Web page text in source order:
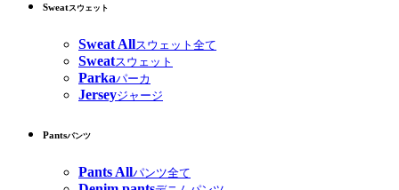
Sweatスウェット
Sweat Allスウェット全て
Sweatスウェット
Parkaパーカ
Jerseyジャージ
Pantsパンツ
Pants Allパンツ全て